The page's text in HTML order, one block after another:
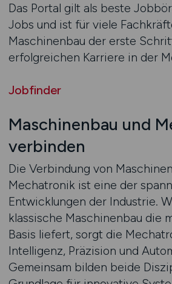
Das Portal gilt als beste
Jobs und ist für viele
Maschinenbau der erste
erfolgreichen Karriere in der
Jobfinder
Maschinenbau und
verbinden
Die Verbindung von
Mechatronik ist eine der
Entwicklungen der Industrie.
klassische Maschinenbau die
Basis liefert, sorgt die
Intelligenz, Präzision und
Gemeinsam bilden beide